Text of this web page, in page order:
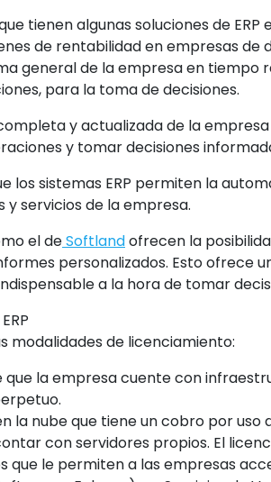
tienen algunas soluciones de
de rentabilidad en empresas de
general de la empresa en tiempo
para la toma de decisiones.
y actualizada de la
y tomar decisiones
los sistemas ERP permiten la
servicios de la empresa.
el deSoftlandofrecen la
personalizados. Esto ofrece
a la hora de tomar
modalidades de licenciamiento:
que la empresa cuente con
la nube que tiene un cobro por
con servidores propios. El
que le permiten a las empresas